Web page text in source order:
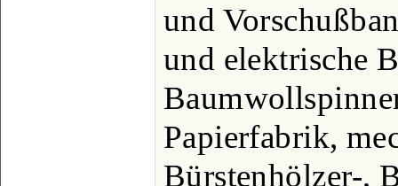
und
und elektrische
Papierfabrik,
Bürstenhölzer-,